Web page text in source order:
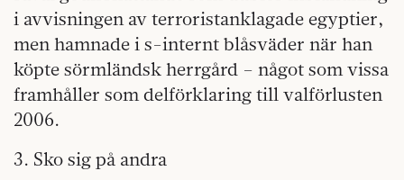
i avvisningen av terroristanklagade egyptier,
men hamnade i s-internt blåsväder när han
köpte sörmländsk herrgård – något som vissa
framhåller som delförklaring till valförlusten
2006.
3. Sko sig på andra